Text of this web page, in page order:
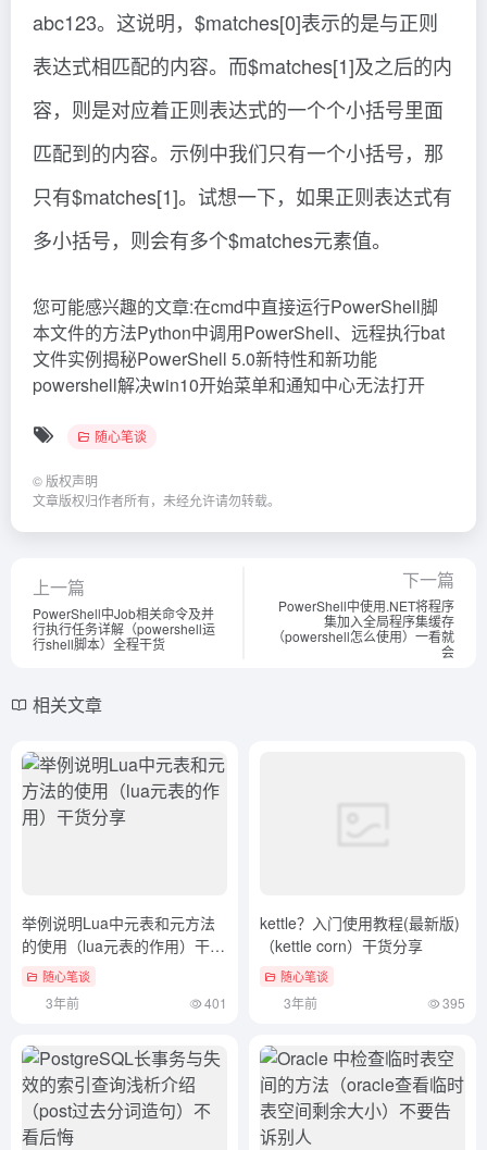
abc123。这说明，$matches[0]表示的是与正则
表达式相匹配的内容。而$matches[1]及之后的内
容，则是对应着正则表达式的一个个小括号里面
匹配到的内容。示例中我们只有一个小括号，那
只有$matches[1]。试想一下，如果正则表达式有
多小括号，则会有多个$matches元素值。
您可能感兴趣的文章:在cmd中直接运行PowerShell脚
本文件的方法Python中调用PowerShell、远程执行bat
文件实例揭秘PowerShell 5.0新特性和新功能
powershell解决win10开始菜单和通知中心无法打开
随心笔谈
© 版权声明
文章版权归作者所有，未经允许请勿转载。
上一篇
PowerShell中Job相关命令及并
行执行任务详解（powershell运
行shell脚本）全程干货
下一篇
PowerShell中使用.NET将程序
集加入全局程序集缓存
（powershell怎么使用）一看就
会
相关文章
举例说明Lua中元表和元方法
的使用（lua元表的作用）干货
分享随心笔谈
3年前 401
kettle？入门使用教程(最新版)
（kettle corn）干货分享
随心笔谈
3年前 395